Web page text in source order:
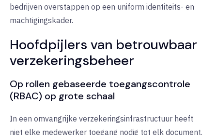
bedrijven overstappen op een uniform identiteits- en
machtigingskader.
Hoofdpijlers van betrouwbaar
verzekeringsbeheer
Op rollen gebaseerde toegangscontrole
(RBAC) op grote schaal
In een omvangrijke verzekeringsinfrastructuur heeft
niet elke medewerker toegang nodig tot elk document.